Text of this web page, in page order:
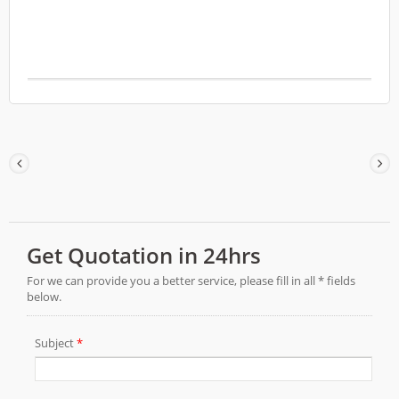
la muqueuse buccale affectée et forme une
oncologie et projets de marque privée/OEM de
dispositifs médicaux. Système de
management de la qualité / TFDA / ISO 13485